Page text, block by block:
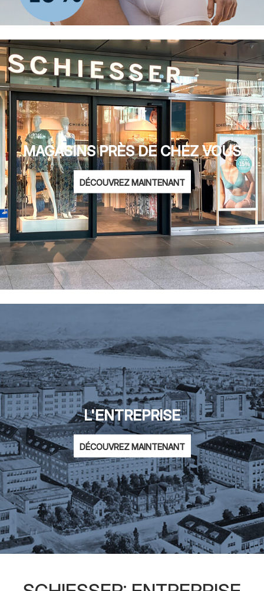
MAGASINS PRÈS DE CHEZ VOUS
DÉCOUVREZ MAINTENANT
L'ENTREPRISE
DÉCOUVREZ MAINTENANT